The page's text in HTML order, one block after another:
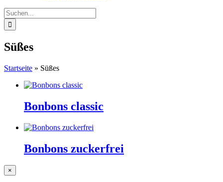
Suche
nach:
Süßes
Startseite » Süßes
Bonbons classic
Bonbons zuckerfrei
Close
product
×